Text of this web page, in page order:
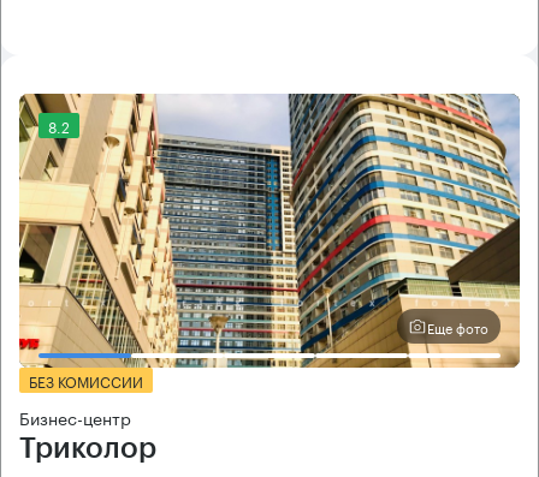
8.2
Еще фото
БЕЗ КОМИССИИ
Бизнес-центр
Триколор